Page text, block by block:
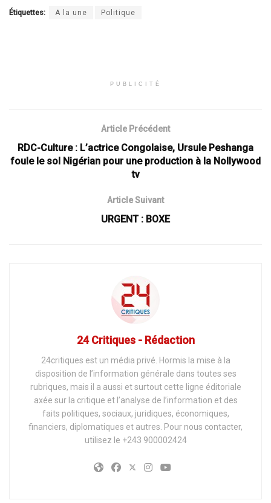
Étiquettes: A la une Politique
PUBLICITÉ
Article Précédent
RDC-Culture : L’actrice Congolaise, Ursule Peshanga
foule le sol Nigérian pour une production à la Nollywood
tv
Article Suivant
URGENT : BOXE
24 Critiques - Rédaction
24critiques est un média privé. Hormis la mise à la
disposition de l’information générale dans toutes ses
rubriques, mais il a aussi et surtout cette ligne éditoriale
axée sur la critique et l’analyse de l’information et des
faits politiques, sociaux, juridiques, économiques,
financiers, diplomatiques et autres. Pour nous contacter,
utilisez le +243 900002424